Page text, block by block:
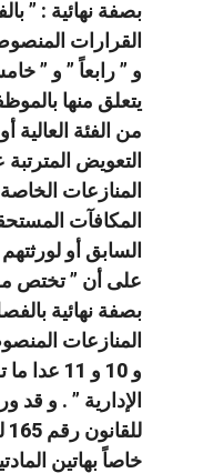
بصفة نهائية : ”
القرارات
يتعلق منها
من الفئة
المنازعات
المكافآت
على أن ” تختص
بصفة نهائية
و 10 و 11
الإدارية ” . و قد
خاصاً بهاتين